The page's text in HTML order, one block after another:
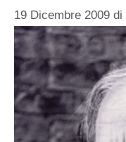
19 Dicembre 2009 di